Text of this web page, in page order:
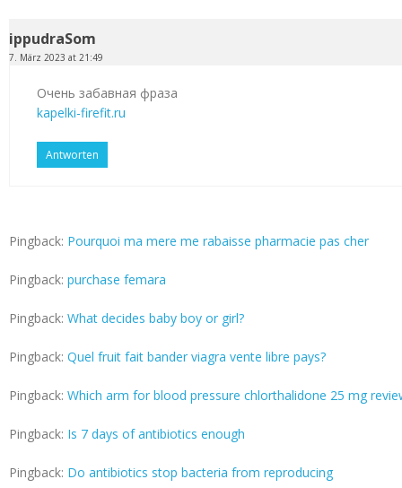
ippudraSom
7. März 2023 at 21:49
Очень забавная фраза
kapelki-firefit.ru
Antworten
Pingback: Pourquoi ma mere me rabaisse pharmacie pas cher
Pingback: purchase femara
Pingback: What decides baby boy or girl?
Pingback: Quel fruit fait bander viagra vente libre pays?
Pingback: Which arm for blood pressure chlorthalidone 25 mg
Pingback: Is 7 days of antibiotics enough
Pingback: Do antibiotics stop bacteria from reproducing